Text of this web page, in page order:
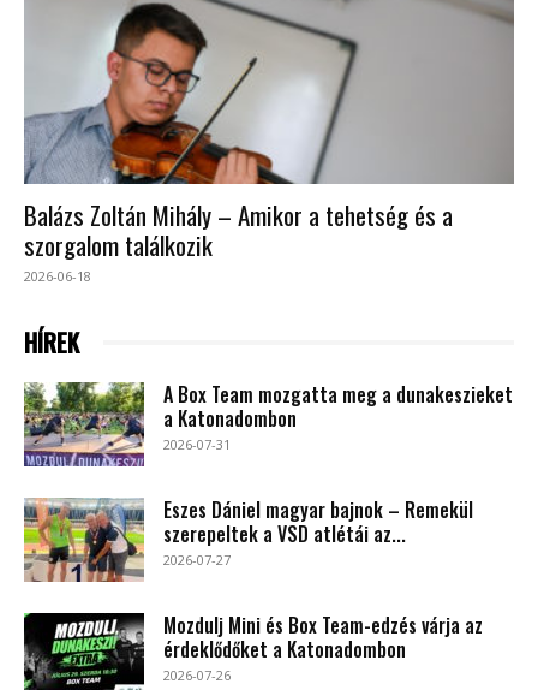
Balázs Zoltán Mihály – Amikor a tehetség és a
szorgalom találkozik
2026-06-18
HÍREK
A Box Team mozgatta meg a dunakeszieket
a Katonadombon
2026-07-31
Eszes Dániel magyar bajnok – Remekül
szerepeltek a VSD atlétái az...
2026-07-27
Mozdulj Mini és Box Team-edzés várja az
érdeklődőket a Katonadombon
2026-07-26